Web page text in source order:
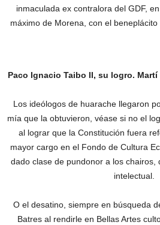
inmaculada ex contralora del GDF‎,
máximo de Morena, con el
Paco Ignacio Taibo II, su logro.
Los ideólogos de huarache llegaron
mía que la obtuvieron, véase si no el
al lograr que la Constitución fuera
mayor cargo en el Fondo de Cultura
dado clase de pundonor a los
intelectual.
O el desatino, siempre en búsqueda
Batres al rendirle en Bellas Artes